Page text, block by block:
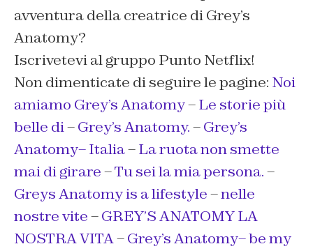
avventura della creatrice di Grey’s
Anatomy?
Iscrivetevi al gruppo Punto Netflix!
Non dimenticate di seguire le pagine: Noi
amiamo Grey’s Anatomy–Le storie più
belle di–Grey’s Anatomy.–Grey’s
Anatomy– Italia–La ruota non smette
mai di girare–Tu sei la mia persona.–
Greys Anatomy is a lifestyle–nelle
nostre vite–GREY’S ANATOMY LA
NOSTRA VITA–Grey’s Anatomy– be my